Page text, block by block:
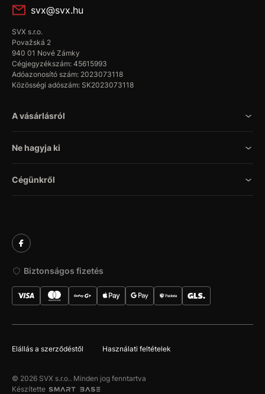
svx@svx.hu
SVX s.r.o.
Považská 2
940 01 Nové Zámky
Cégjegyzékszám: 45615993
Adóazonosító szám: 2023073118
Közösségi adószám: SK2023073118
A vásárlásról
Ne hagyja ki
Cégünkről
Biztonságos fizetés
© 2026 SVX s.r.o.. Minden jog fenntartva
Készítette
Elállás a szerződéstől Használati feltételek